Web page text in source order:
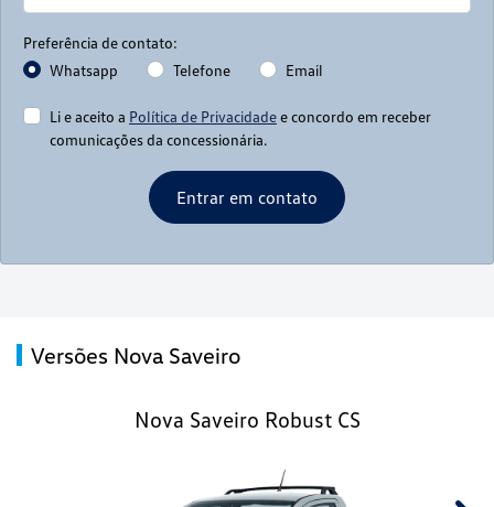
Preferência de contato:
Whatsapp
Telefone Email
Li e aceito a Política de Privacidadee concordo em receber
comunicações da concessionária.
Entrar em contato
Versões Nova Saveiro
Nova Saveiro Robust CS